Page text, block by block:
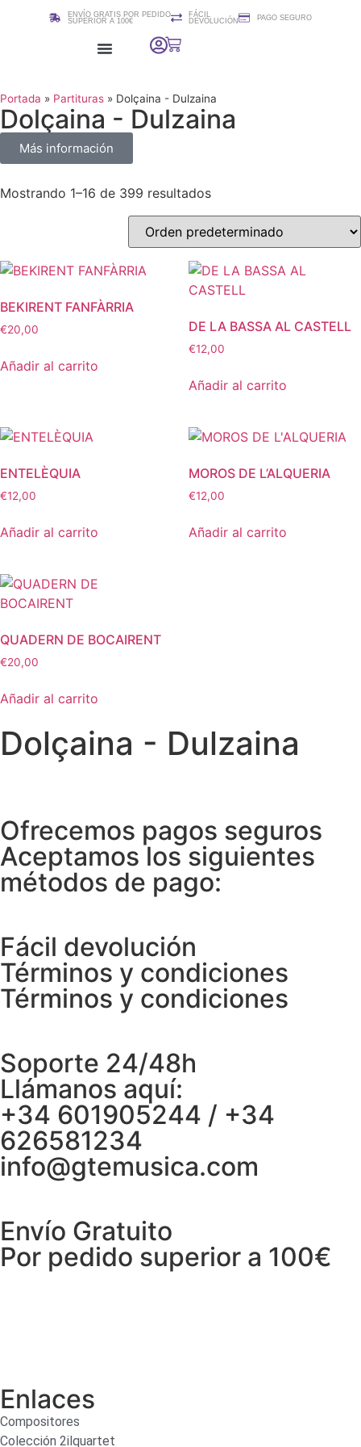
ENVÍO GRATIS POR PEDIDO
SUPERIOR A 100€
FÁCIL
DEVOLUCIÓN
PAGO SEGURO
Portada » Partituras » Dolçaina - Dulzaina
Dolçaina - Dulzaina
Más información
Mostrando 1–16 de 399 resultados
BEKIRENT FANFÀRRIA
€20,00
Añadir al carrito
DE LA BASSA AL CASTELL
€12,00
Añadir al carrito
ENTELÈQUIA
€12,00
Añadir al carrito
MOROS DE L’ALQUERIA
€12,00
Añadir al carrito
QUADERN DE BOCAIRENT
€20,00
Añadir al carrito
Dolçaina - Dulzaina
Ofrecemos pagos seguros
Aceptamos los siguientes
métodos de pago:
Fácil devolución
Términos y condiciones
Términos y condiciones
Soporte 24/48h
Llámanos aquí:
+34 601905244 / +34
626581234
info@gtemusica.com
Envío Gratuito
Por pedido superior a 100€
Enlaces
Compositores
Colección 2ilquartet